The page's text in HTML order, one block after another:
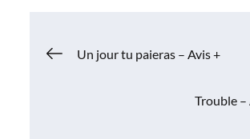
Navigation
Un jour tu paieras – Avis +
Trouble –